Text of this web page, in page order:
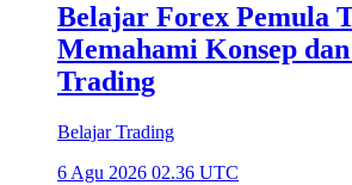
Belajar Forex Pemula
Memahami Konsep
Trading
Belajar Trading
6 Agu 2026 02.36 UTC